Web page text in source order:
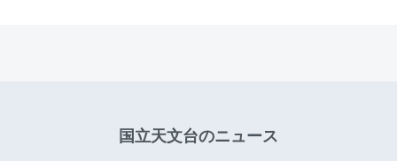
国立天文台のニュース